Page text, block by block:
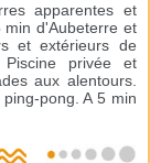
apparentes et
min d'Aubeterre et
et extérieurs de
privée et
aux alentours.
pong. A 5 min